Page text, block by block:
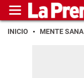
INICIO MENTE SANA